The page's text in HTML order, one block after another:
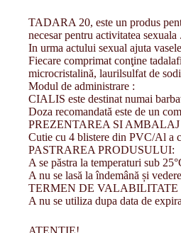
TADARA 20, este un produs
necesar pentru activitatea sexuala .
In urma actului sexual ajuta
Fiecare comprimat conţine
microcristalină, laurilsulfat de
Modul de administrare :
CIALIS este destinat numai
Doza recomandată este de un
PREZENTAREA SI AMBALAJ
Cutie cu 4 blistere din PVC/Al a
PASTRAREA PRODUSULUI:
A se păstra la temperaturi sub
A nu se lasă la îndemână și
TERMEN DE VALABILITATE
A nu se utiliza dupa data de